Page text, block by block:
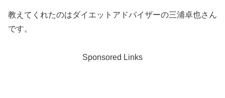
教えてくれたのはダイエットアドバイザーの三浦卓也さん
です。
Sponsored Links